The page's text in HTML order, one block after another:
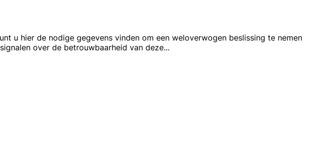
u hier de nodige gegevens vinden om een weloverwogen beslissing te nemen
over de betrouwbaarheid van deze...